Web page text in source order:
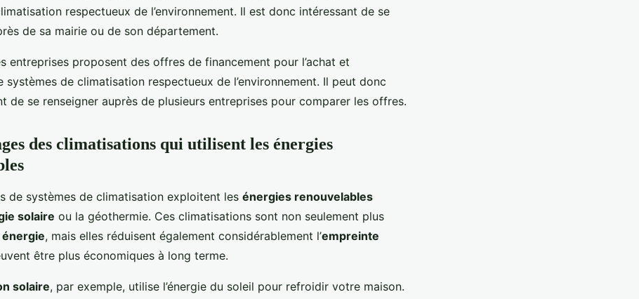
respectueux de l’environnement. Il est donc intéressant de se
de sa mairie ou de son département.
entreprises proposent des offres de financement pour l’achat et
systèmes de climatisation respectueux de l’environnement. Il peut donc
de se renseigner auprès de plusieurs entreprises pour comparer les offres.
des climatisations qui utilisent les énergies
de systèmes de climatisation exploitent les énergies renouvelables
solaire ou la géothermie. Ces climatisations sont non seulement plus
, mais elles réduisent également considérablement l’empreinte
être plus économiques à long terme.
solaire, par exemple, utilise l’énergie du soleil pour refroidir votre maison.